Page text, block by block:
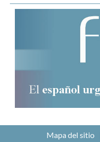
Mapa del sitio